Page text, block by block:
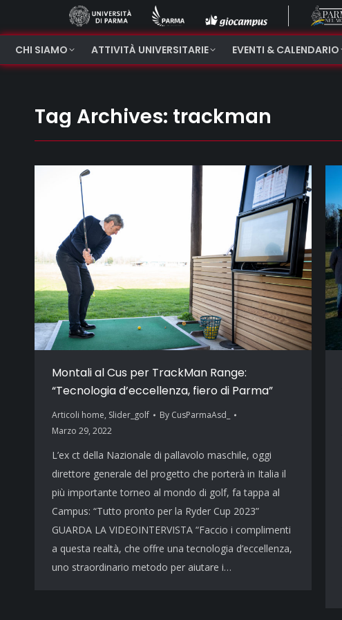
CHI SIAMO ATTIVITÀ UNIVERSITARIE EVENTI & CALENDARIO
Tag Archives: trackman
Montali al Cus per TrackMan Range:
“Tecnologia d’eccellenza, fiero di Parma”
Articoli home, Slider_golf By CusParmaAsd_
Marzo 29, 2022
L’ex ct della Nazionale di pallavolo maschile, oggi
direttore generale del progetto che porterà in Italia il
più importante torneo al mondo di golf, fa tappa al
Campus: “Tutto pronto per la Ryder Cup 2023”
GUARDA LA VIDEOINTERVISTA “Faccio i complimenti
a questa realtà, che offre una tecnologia d’eccellenza,
uno straordinario metodo per aiutare i…